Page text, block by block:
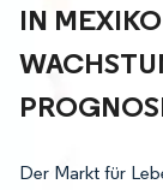
N MEXIKO
Der Markt für